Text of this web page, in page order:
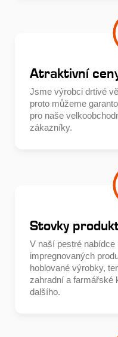
Atraktivní
Jsme výrobci drtivé
proto můžeme
pro naše
zákazníky.
Stovky
V naší pestré
impregnovaných
hoblované výrobky,
zahradní a farmářské
dalšího.